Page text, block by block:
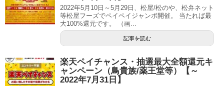
2022年5月10日～5月29日、松屋/松のや、松弁ネット
等松屋フーズでペイペイジャンボ開催。 当たれば最
大100%還元です。 （画...
記事を読む
楽天ペイチャンス・抽選最大全額還元キ
ャンペーン（鳥貴族/薬王堂等）【～
2022年7月31日】